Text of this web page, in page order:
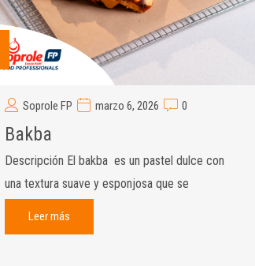
Soprole FP marzo 6, 2026 0
Bakba
Descripción El bakba es un pastel dulce con
una textura suave y esponjosa que se
Leer más